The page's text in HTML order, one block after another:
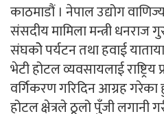
काठमाडौं । नेपाल उद्योग
संसदीय मामिला मन्त्री धनराज
संघकोे पर्यटन तथा हवाई
भेटी होटल व्यवसायलाई राष्ट्रिय
वर्गिकरण गरिदिन आग्रह
होटल क्षेत्रले ठूलो पुँजी लगानी